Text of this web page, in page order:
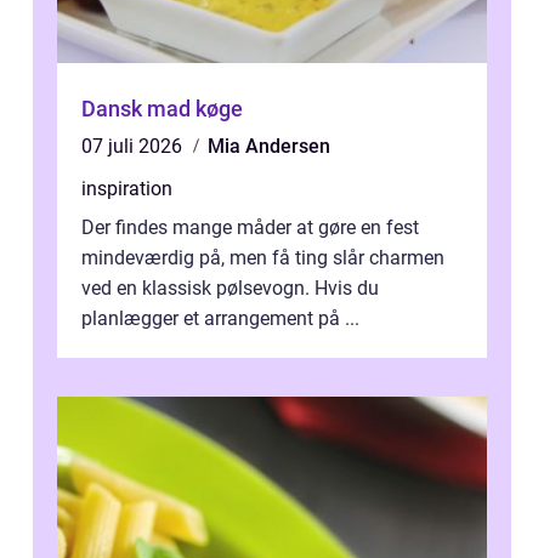
Dansk mad køge
07 juli 2026
Mia Andersen
inspiration
Der findes mange måder at gøre en fest
mindeværdig på, men få ting slår charmen
ved en klassisk pølsevogn. Hvis du
planlægger et arrangement på ...